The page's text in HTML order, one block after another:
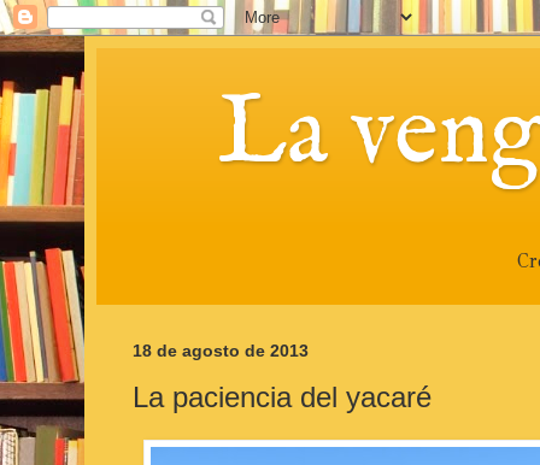
La
18 de agosto de 2013
La paciencia del yacaré